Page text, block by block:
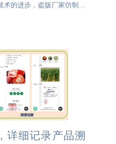
术的进步，盗版厂家仿制真
假货泛滥成为了一个严峻
消费者的权益，还对企业的
详细记录产品溯